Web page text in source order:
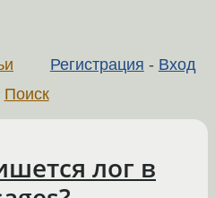
Регистрация - Вход
Поиск
лог в